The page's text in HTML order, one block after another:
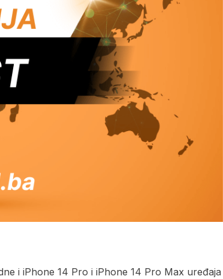
i iPhone 14 Pro i iPhone 14 Pro Max uređaja